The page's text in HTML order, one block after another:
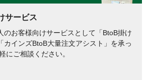
サービス
のお客様向けサービスとして「BtoB掛け
カインズBtoB大量注文アシスト」を承っ
にご相談ください。